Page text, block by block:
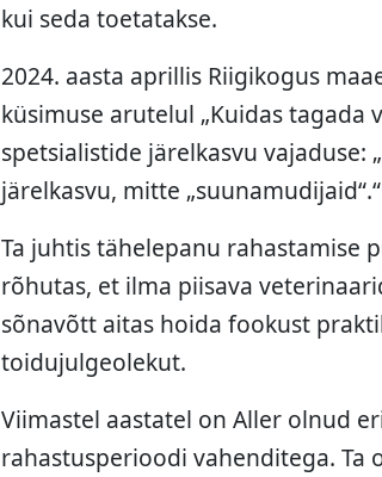
kui seda toetatakse.
2024. aasta aprillis Riigikogus
küsimuse arutelul „Kuidas tagada
spetsialistide järelkasvu
järelkasvu, mitte „suunamudijaid“.“
Ta juhtis tähelepanu rahastamise
rõhutas, et ilma piisava
sõnavõtt aitas hoida fookust
toidujulgeolekut.
Viimastel aastatel on Aller olnud
rahastusperioodi vahenditega.